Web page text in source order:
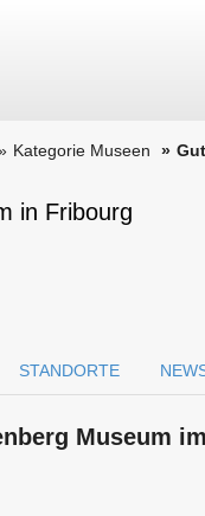
Kategorie Museen
in Fribourg
STANDORTE
Museum